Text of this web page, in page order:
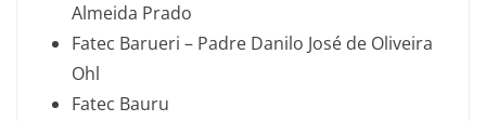
Almeida Prado
Fatec Barueri – Padre Danilo José de Oliveira
Ohl
Fatec Bauru